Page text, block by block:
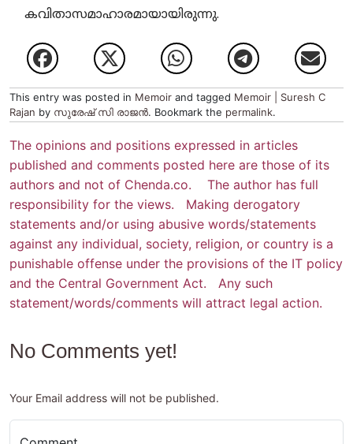
കവിതാസമാഹാരമായായിരുന്നു.
This entry was posted in Memoir and tagged Memoir | Suresh C
Rajan by സുരേഷ് സി രാജന്‍. Bookmark the permalink.
The opinions and positions expressed in articles
published and comments posted here are those of its
authors and not of Chenda.co. The author has full
responsibility for the views. Making derogatory
statements and/or using abusive words/statements
against any individual, society, religion, or country is a
punishable offense under the provisions of the IT policy
and the Central Government Act. Any such
statement/words/comments will attract legal action.
No Comments yet!
Your Email address will not be published.